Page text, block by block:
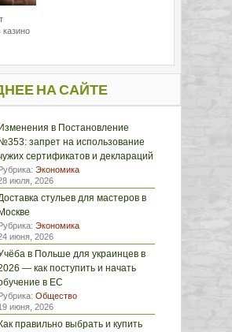
казино
НА САЙТЕ
Изменения в Постановление
№353: запрет на использование
сертификатов и деклараций
Экономика
июля, 2026
стульев для мастеров в
Москве
Экономика
июня, 2026
в Польше для украинцев в
— как поступить и начать
в ЕС
Общество
июня, 2026
Как правильно выбрать и купить